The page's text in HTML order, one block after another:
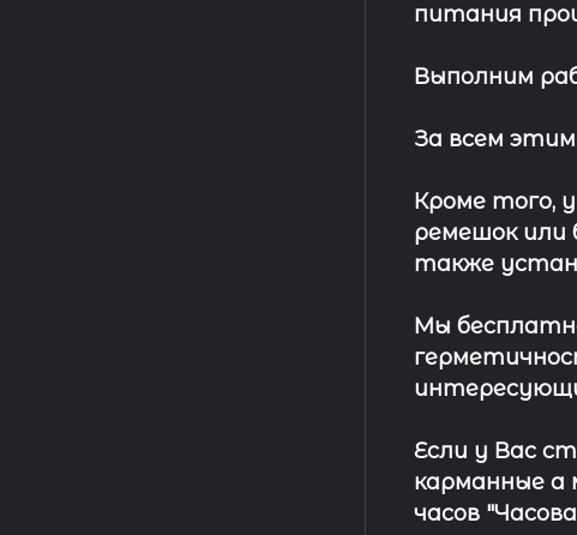
питания
Выполним
За всем
Кроме того,
ремешокили
также
Мы
Если у Вас
карманные
часов